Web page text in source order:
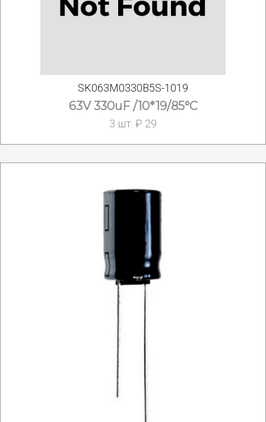
SK063M0330B5S-1019
63V 330uF /10*19/85°C
3 шт. ₽ 29